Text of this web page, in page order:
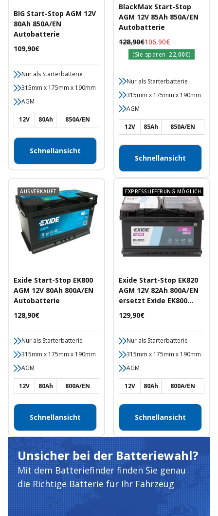
BIG Start-Stop AGM 12V
80Ah 850A/EN
Autobatterie
Angebotspreis
109,90€
Nur als Starterbatterie
315mm x 175mm x 190mm
AGM
12V 80Ah 850A/EN
Schnellansicht
BlackMax Start-Stop
AGM 12V 85Ah 850A/EN
Autobatterie
Angebotspreis
106,90€
Regulärer
Preis
128,90€
(Sie sparen 22,00€)
Nur als Starterbatterie
315mm x 175mm x 190mm
AGM
12V 85Ah 850A/EN
Schnellansicht
AUSVERKAUFT
Exide Start-Stop EK800
AGM 12V 80Ah 800A/EN
Autobatterie
Angebotspreis
128,90€
Nur als Starterbatterie
315mm x 175mm x 190mm
AGM
12V 80Ah 800A/EN
Schnellansicht
EXPRESSLIEFERUNG MÖGLICH
Exide Start-Stop EK820
AGM 12V 82Ah 800A/EN
ersetzt Exide EK800
Autobatterie
Angebotspreis
129,90€
Nur als Starterbatterie
315mm x 175mm x 190mm
AGM
12V 80Ah 800A/EN
Schnellansicht
Unsicher bei der Batteriewahl?
Mit dem Batteriefinder finden Sie genau
die Richtige Batterie für Ihr Fahrzeug